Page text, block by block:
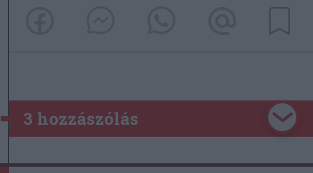
3 hozzászólás